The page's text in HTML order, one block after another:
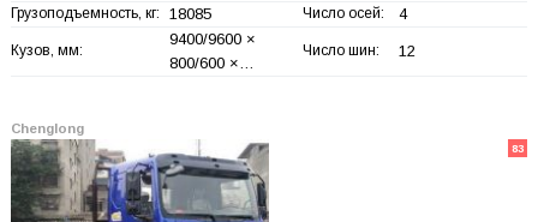
Грузоподъемность, кг: 18085 Число осей: 4
Кузов, мм:
9400/9600 ×
800/600 ×…
Число шин: 12
Chenglong
83